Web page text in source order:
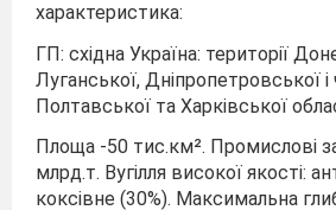
характеристика:
ГП: східна Україна: території
Луганської, Дніпропетровської
Полтавської та Харківської
Площа -50 тис.км². Промислові
млрд.т. Вугілля високої якості:
коксівне (30%). Максимальна